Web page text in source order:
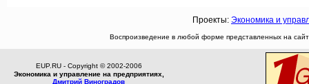
Проекты: Экономика и
Воспроизведение в любой форме представленных на
EUP.RU - Copyright © 2002-2006
Экономика и управление на предприятиях,
Дмитрий Виноградов